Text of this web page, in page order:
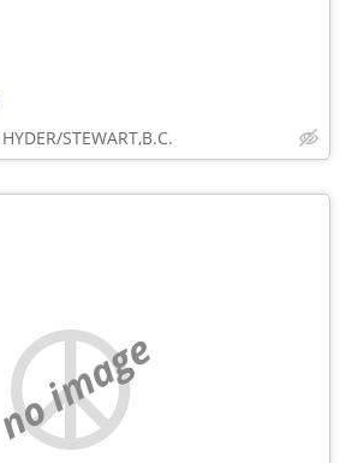
HYDER/STEWART,B.C.
no image